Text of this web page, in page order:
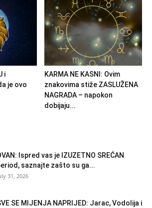
i
je ovo
KARMA NE KASNI: Ovim
znakovima stiže ZASLUŽENA
NAGRADA – napokon
dobijaju...
Ispred vas je IZUZETNO SREĆAN
saznajte zašto su ga...
31, 2026
SE MIJENJA NAPRIJED: Jarac, Vodolija i